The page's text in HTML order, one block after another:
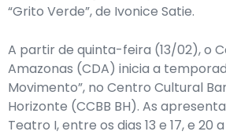
“Grito Verde”, de Ivonice Satie.
A partir de quinta-feira (13/02), o
Amazonas (CDA) inicia a
Movimento”, no Centro Cultural
Horizonte (CCBB BH). As
Teatro I, entre os dias 13 e 17, e 20